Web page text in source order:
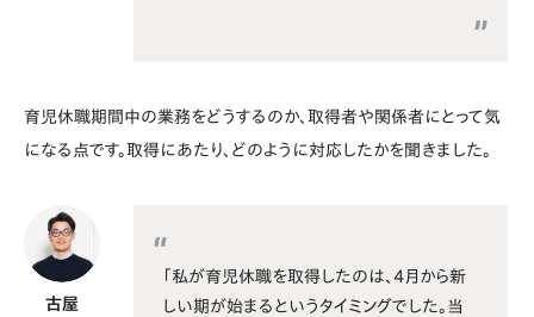
育児休職期間中の業務をどうするのか、取得者や関係者にとって気
になる点です。取得にあたり、どのように対応したかを聞きました。
古屋
「私が育児休職を取得したのは、4月から新
しい期が始まるというタイミングでした。当